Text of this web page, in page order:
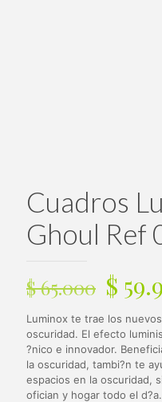
Cuadros
Ghoul Ref
$65.000 El
era:
$
$
Luminox te trae los
oscuridad. El efecto
?nico e innovador.
la oscuridad, tambi?n te
espacios en la oscuridad,
ofician y hogar todo el